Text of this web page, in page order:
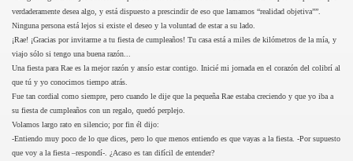
verdaderamente desea algo, y está dispuesto a prescindir de eso que lamamos “realidad objetiva””.
Ninguna persona está lejos si existe el deseo y la voluntad de estar a su lado.
¡Rae! ¡Gracias por invitarme a tu fiesta de cumpleaños! Tu casa está a miles de kilómetros de la mía, y
viajo sólo si tengo una buena razón...
Una fiesta para Rae es la mejor razón y ansío estar contigo. Inicié mi jornada en el corazón del colibrí al
que tú y yo conocimos tiempo atrás.
Fue tan cordial como siempre, pero cuando le dije que la pequeña Rae estaba creciendo y que yo iba a
su fiesta de cumpleaños con un regalo, quedó perplejo.
Volamos largo rato en silencio; por fin él dijo:
-Entiendo muy poco de lo que dices, pero lo que menos entiendo es que vayas a la fiesta. -Por supuesto
que voy a la fiesta –respondí-. ¿Acaso es tan difícil de entender?